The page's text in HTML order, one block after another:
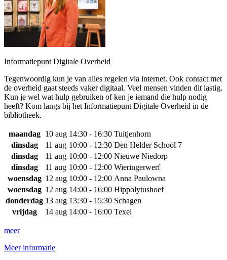
Informatiepunt Digitale Overheid
Tegenwoordig kun je van alles regelen via internet. Ook contact met
de overheid gaat steeds vaker digitaal. Veel mensen vinden dit lastig.
Kun je wel wat hulp gebruiken of ken je iemand die hulp nodig
heeft? Kom langs bij het Informatiepunt Digitale Overheid in de
bibliotheek.
maandag 10 aug 14:30 - 16:30 Tuitjenhorn
dinsdag
11 aug 10:00 - 12:30 Den Helder School 7
dinsdag
11 aug 10:00 - 12:00 Nieuwe Niedorp
dinsdag
11 aug 10:00 - 12:00 Wieringerwerf
woensdag 12 aug 10:00 - 12:00 Anna Paulowna
woensdag 12 aug 14:00 - 16:00 Hippolytushoef
donderdag 13 aug 13:30 - 15:30 Schagen
vrijdag
14 aug 14:00 - 16:00 Texel
meer
Meer informatie